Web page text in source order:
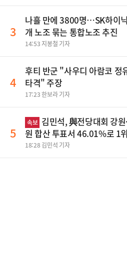
3
나흘 만에 3800명…SK하이
개 노조 묶는 통합노조 추진
14:53 지봉철 기자
4
후티 반군 "사우디 아람코 정
타격" 주장
17:23 한보라 기자
5
속보 김민석, 與전당대회 강원
원 합산 투표서 46.01%로 1위
18:28 김민석 기자